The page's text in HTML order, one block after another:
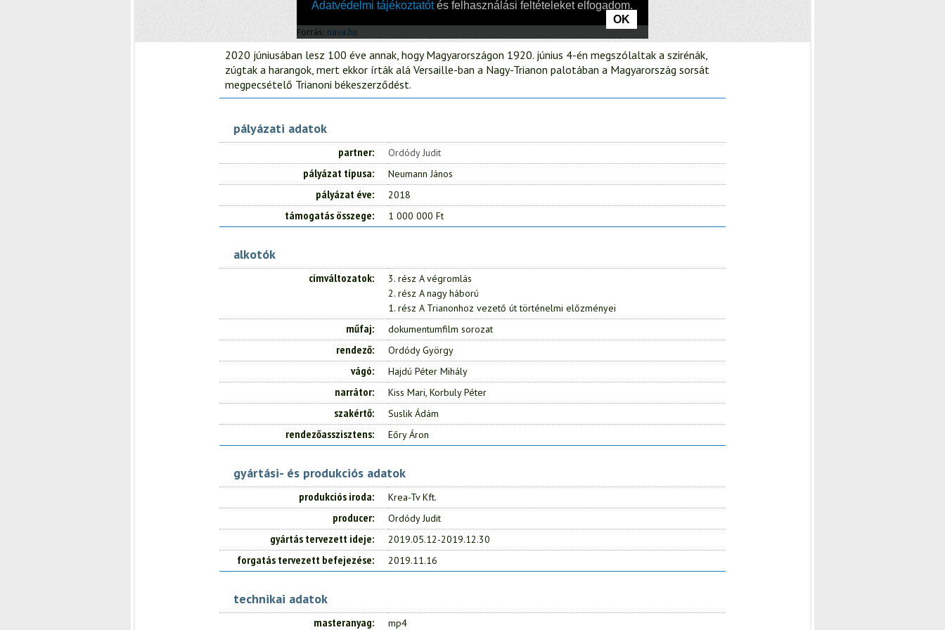
2020 júniusában lesz 100 éve annak, hogy Magyarországon 1920. június 4-én megszólaltak a szirénák,
zúgtak a harangok, mert ekkor írták alá Versaille-ban a Nagy-Trianon palotában a Magyarország sorsát
megpecsételő Trianoni békeszerződést.
pályázati adatok
partner Ordódy Judit
pályázat típusa Neumann János
pályázat éve 2018
támogatás összege 1 000 000 Ft
alkotók
címváltozatok
3. rész A végromlás
2. rész A nagy háború
1. rész A Trianonhoz vezető út történelmi előzményei
műfaj dokumentumfilm sorozat
rendező Ordódy György
vágó Hajdú Péter Mihály
narrátor Kiss Mari, Korbuly Péter
szakértő Suslik Ádám
rendezőasszisztens Eőry Áron
gyártási- és produkciós adatok
produkciós iroda Krea-Tv Kft.
producer Ordódy Judit
gyártás tervezett ideje 2019.05.12-2019.12.30
forgatás tervezett befejezése 2019.11.16
technikai adatok
masteranyag mp4